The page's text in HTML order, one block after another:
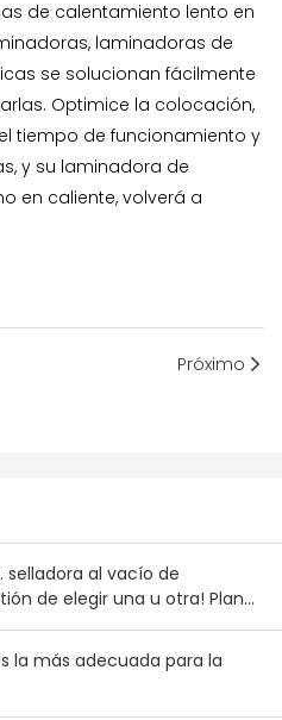
de calentamiento lento en
laminadoras de
se solucionan fácilmente
Optimice la colocación,
tiempo de funcionamiento y
y su laminadora de
en caliente, volverá a
Próximo
selladora al vacío de
de elegir una u otra! Plan
para mayoristas australianos
la más adecuada para la